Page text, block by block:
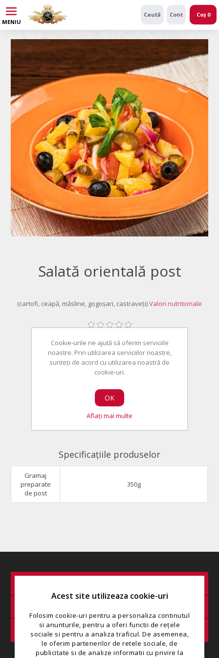
MENIU
Caută Cont Coș 0
Salată orientală post
(cartofi, ceapă, măsline, gogoșari, castraveți)Valori nutritionale
Fii primul care revizuiește acest produs
27,00 lei
Specificațiile produselor
Numele atributului Valoarea atributului
Gramaj
preparate
de post
350g
COMANDA MINIMA
Cookie-urile ne ajută să oferim serviciile
noastre. Prin utilizarea serviciilor noastre,
sunteți de acord cu utilizarea noastră de
cookie-uri.
OK
Aflați mai multe
Acest site utilizeaza cookie-uri
Folosim cookie-uri pentru a personaliza continutul
si anunturile, pentru a oferi functii de rețele
sociale si pentru a analiza traficul. De asemenea,
le oferim partenerilor de retele sociale, de
publicitate si de analize informatii cu privire la